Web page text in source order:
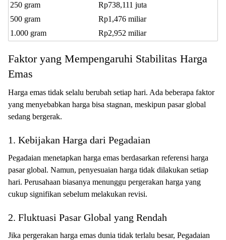
250 gram
Rp738,111 juta
500 gram
Rp1,476 miliar
1.000 gram
Rp2,952 miliar
Faktor yang Mempengaruhi Stabilitas Harga
Emas
Harga emas tidak selalu berubah setiap hari. Ada beberapa faktor
yang menyebabkan harga bisa stagnan, meskipun pasar global
sedang bergerak.
1. Kebijakan Harga dari Pegadaian
Pegadaian menetapkan harga emas berdasarkan referensi harga
pasar global. Namun, penyesuaian harga tidak dilakukan setiap
hari. Perusahaan biasanya menunggu pergerakan harga yang
cukup signifikan sebelum melakukan revisi.
2. Fluktuasi Pasar Global yang Rendah
Jika pergerakan harga emas dunia tidak terlalu besar, Pegadaian